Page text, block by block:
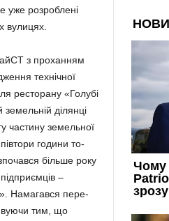
уже роз­роблені
ву­лицях.
з прохан­ням
технічної
ресторану «Го­лубі
ділянці
частину земельної
години то­
бі­льше року
–
Намагався пере­
тим, що